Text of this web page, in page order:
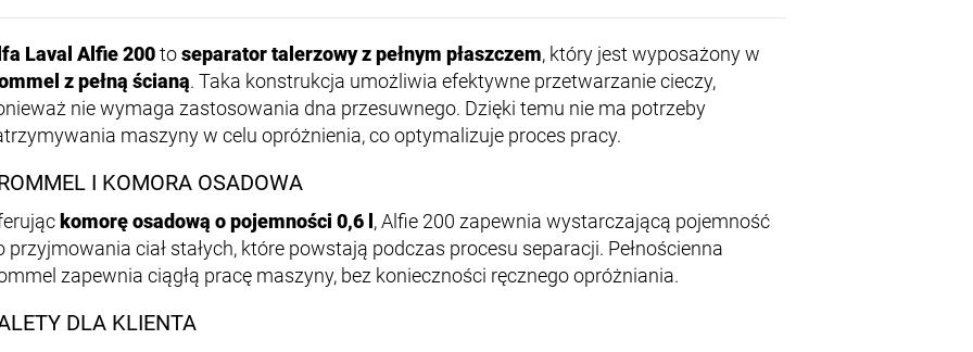
Laval Alfie 200toseparator talerzowy z pełnym płaszczem, który jest wyposażony w
z pełną ścianą. Taka konstrukcja umożliwia efektywne przetwarzanie cieczy,
nie wymaga zastosowania dna przesuwnego. Dzięki temu nie ma potrzeby
maszyny w celu opróżnienia, co optymalizuje proces pracy.
I KOMORA OSADOWA
komorę osadową o pojemności 0,6 l, Alfie 200 zapewnia wystarczającą pojemność
przyjmowania ciał stałych, które powstają podczas procesu separacji. Pełnościenna
zapewnia ciągłą pracę maszyny, bez konieczności ręcznego opróżniania.
DLA KLIENTA